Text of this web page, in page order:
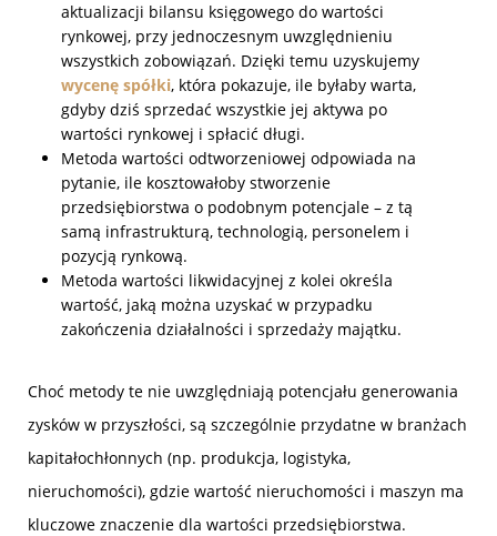
aktualizacji bilansu księgowego do wartości
rynkowej, przy jednoczesnym uwzględnieniu
wszystkich zobowiązań. Dzięki temu uzyskujemy
wycenę spółki, która pokazuje, ile byłaby warta,
gdyby dziś sprzedać wszystkie jej aktywa po
wartości rynkowej i spłacić długi.
Metoda wartości odtworzeniowej odpowiada na
pytanie, ile kosztowałoby stworzenie
przedsiębiorstwa o podobnym potencjale – z tą
samą infrastrukturą, technologią, personelem i
pozycją rynkową.
Metoda wartości likwidacyjnej z kolei określa
wartość, jaką można uzyskać w przypadku
zakończenia działalności i sprzedaży majątku.
Choć metody te nie uwzględniają potencjału generowania
zysków w przyszłości, są szczególnie przydatne w branżach
kapitałochłonnych (np. produkcja, logistyka,
nieruchomości), gdzie wartość nieruchomości i maszyn ma
kluczowe znaczenie dla wartości przedsiębiorstwa.